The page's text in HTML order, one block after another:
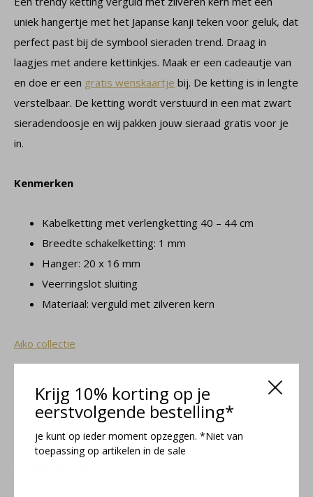
Krijg 10% korting op je
eerstvolgende bestelling*
je kunt op ieder moment opzeggen. *Niet van
toepassing op artikelen in de sale
uniek hangertje met het Japanse kanji teken voor geluk, dat
perfect past bij de symbool sieraden trend. Draag in
laagjes met andere kettinkjes. Maak er een cadeautje van
en doe er een gratis wenskaartje bij. De ketting is in lengte
verstelbaar. De ketting wordt verstuurd in een mat zwart
sieradendoosje en wij pakken jouw sieraad gratis voor je
in.
Kenmerken
Kabelketting met verlengketting 40 – 44 cm
Breedte schakelketting: 1 mm
Hanger: 20 x 16 mm
Veerringslot sluiting
Materiaal: verguld met zilveren kern
Aiko collectie